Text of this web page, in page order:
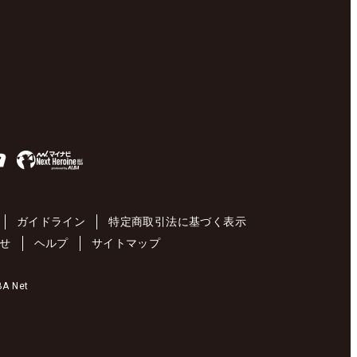
ガイドライン
特定商取引法に基づく表示
ヘルプ サイトマップ
Net